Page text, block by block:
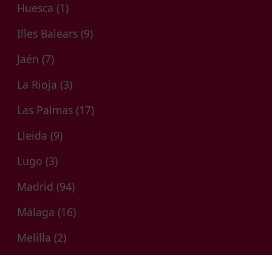
Huesca (1)
Illes Balears (9)
Jaén (7)
La Rioja (3)
Las Palmas (17)
Lleida (9)
Lugo (3)
Madrid (94)
Málaga (16)
Melilla (2)